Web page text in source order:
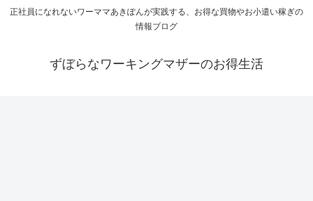
正社員になれないワーママあきぽんが実践する、お得な買物やお小遣い稼ぎの
情報ブログ
ずぼらなワーキングマザーのお得生活